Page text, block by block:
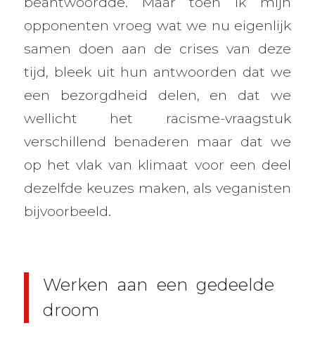
opponenten vroeg wat we nu eigenlijk
samen doen aan de crises van deze
tijd, bleek uit hun antwoorden dat we
een bezorgdheid delen, en dat we
wellicht het racisme-vraagstuk
verschillend benaderen maar dat we
op het vlak van klimaat voor een deel
dezelfde keuzes maken, als veganisten
bijvoorbeeld.
Werken aan een gedeelde
droom